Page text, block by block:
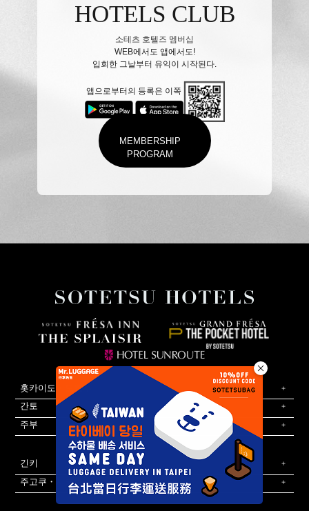
HOTELS CLUB
소테츠 호텔즈 멤버십
WEB에서도 앱에서도!
입회한 그날부터 유익이 시작된다.
MEMBERSHIP
PROGRAM
앱으로부터의 등록은 이쪽
홋카이도・도호쿠
간토
주부
긴키
주고쿠・시코쿠